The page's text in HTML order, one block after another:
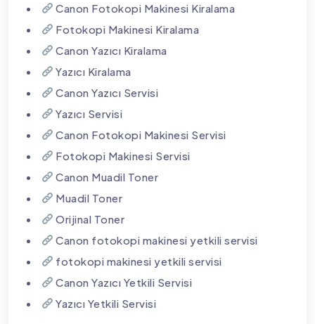
Canon Fotokopi Makinesi Kiralama
Fotokopi Makinesi Kiralama
Canon Yazıcı Kiralama
Yazıcı Kiralama
Canon Yazıcı Servisi
Yazıcı Servisi
Canon Fotokopi Makinesi Servisi
Fotokopi Makinesi Servisi
Canon Muadil Toner
Muadil Toner
Orijinal Toner
Canon fotokopi makinesi yetkili servisi
fotokopi makinesi yetkili servisi
Canon Yazıcı Yetkili Servisi
Yazıcı Yetkili Servisi